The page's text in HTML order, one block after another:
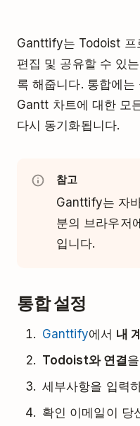
Ganttify는 Todoist 프
편집 및 공유할 수 있
록 해줍니다. 통합에는
Gantt 차트에 대한 모
다시 동기화됩니다.
참고
Ganttify는 자
분의 브라우저
입니다.
통합 설정
Ganttify에서 내
Todoist와 연결
세부사항을 입력
확인 이메일이 당